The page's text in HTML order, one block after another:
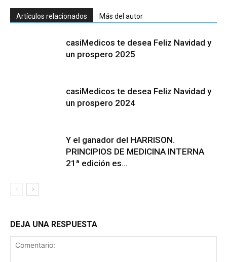
Artículos relacionados Más del autor
casiMedicos te desea Feliz Navidad y
un prospero 2025
casiMedicos te desea Feliz Navidad y
un prospero 2024
Y el ganador del HARRISON.
PRINCIPIOS DE MEDICINA INTERNA
21ª edición es…
DEJA UNA RESPUESTA